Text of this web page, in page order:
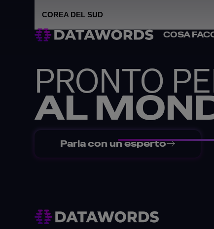
COSA
COREA DEL SUD
Contact
PRONTO
AL
Parla con un esperto